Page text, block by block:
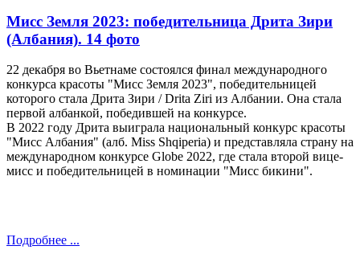
Мисс Земля 2023: победительница Дрита Зири
(Албания). 14 фото
22 декабря во Вьетнаме состоялся финал международного
конкурса красоты "Мисс Земля 2023", победительницей
которого стала Дрита Зири / Drita Ziri из Албании. Она стала
первой албанкой, победившей на конкурсе.
В 2022 году Дрита выиграла национальный конкурс красоты
"Мисс Албания" (алб. Miss Shqiperia) и представляла страну на
международном конкурсе Globe 2022, где стала второй вице-
мисс и победительницей в номинации "Мисс бикини".
Подробнее ...